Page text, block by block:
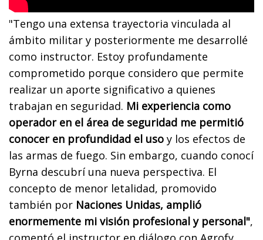
"Tengo una extensa trayectoria vinculada al
ámbito militar y posteriormente me desarrollé
como instructor. Estoy profundamente
comprometido porque considero que permite
realizar un aporte significativo a quienes
trabajan en seguridad. Mi experiencia como
operador en el área de seguridad me permitió
conocer en profundidad el uso y los efectos de
las armas de fuego. Sin embargo, cuando conocí
Byrna descubrí una nueva perspectiva. El
concepto de menor letalidad, promovido
también por Naciones Unidas, amplió
enormemente mi visión profesional y personal",